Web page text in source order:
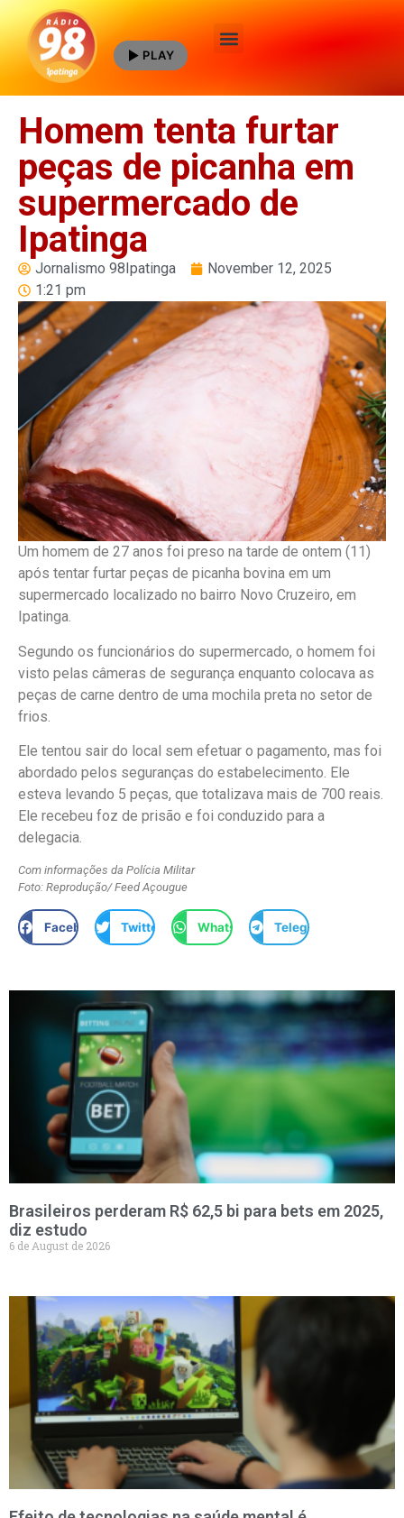
PLAY
Homem tenta furtar
peças de picanha em
supermercado de
Ipatinga
Jornalismo 98Ipatinga
November 12, 2025
1:21 pm
Um homem de 27 anos foi preso na tarde de ontem (11)
após tentar furtar peças de picanha bovina em um
supermercado localizado no bairro Novo Cruzeiro, em
Ipatinga.
Segundo os funcionários do supermercado, o homem foi
visto pelas câmeras de segurança enquanto colocava as
peças de carne dentro de uma mochila preta no setor de
frios.
Ele tentou sair do local sem efetuar o pagamento, mas foi
abordado pelos seguranças do estabelecimento. Ele
esteva levando 5 peças, que totalizava mais de 700 reais.
Ele recebeu foz de prisão e foi conduzido para a
delegacia.
Com informações da Polícia Militar
Foto: Reprodução/ Feed Açougue
Facebook Twitter WhatsApp Telegram
Brasileiros perderam R$ 62,5 bi para bets em 2025,
diz estudo
6 de August de 2026